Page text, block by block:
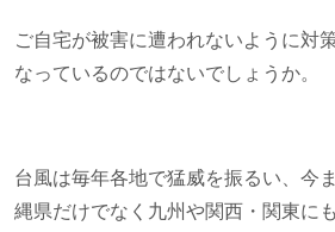
ご自宅が被害に遭われないように対
なっているのではないでしょうか。
台風は毎年各地で猛威を振るい、今
縄県だけでなく九州や関西・関東に